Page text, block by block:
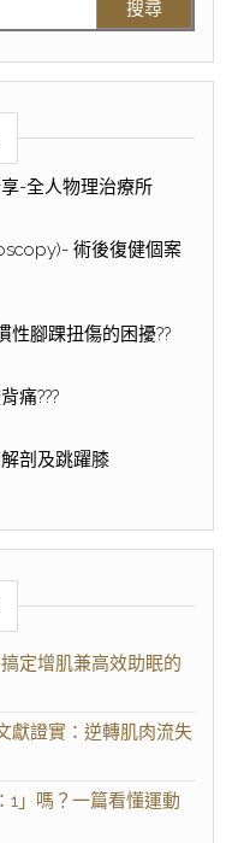
-全人物理治療所
術後復健個案
腳踝扭傷的困擾??
痛???
剖及跳躍膝
定增肌兼高效助眠的
獻證實：逆轉肌肉流失
1」嗎？一篇看懂運動